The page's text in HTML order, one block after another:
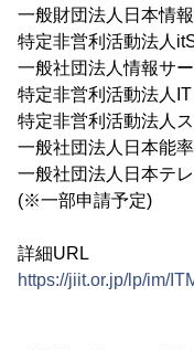
一般財団法人日本情
特定非営利活動法人
一般社団法人情報サ
特定非営利活動法人
特定非営利活動法人
一般社団法人日本能
一般社団法人日本テ
(※一部申請予定)
詳細URL
https://jiit.or.jp/lp/im/